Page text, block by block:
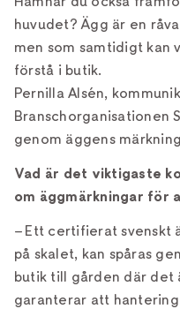
huvudet? Ägg är en
men som samtidigt kan
förstå i butik.
Pernilla Alsén,
Branschorganisationen
genom äggens
Vad är det viktigaste
om äggmärkningar för
– Ett certifierat svenskt
på skalet, kan spåras
butik till gården där det
garanterar att